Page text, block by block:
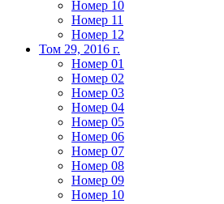
Номер 10
Номер 11
Номер 12
Том 29, 2016 г.
Номер 01
Номер 02
Номер 03
Номер 04
Номер 05
Номер 06
Номер 07
Номер 08
Номер 09
Номер 10